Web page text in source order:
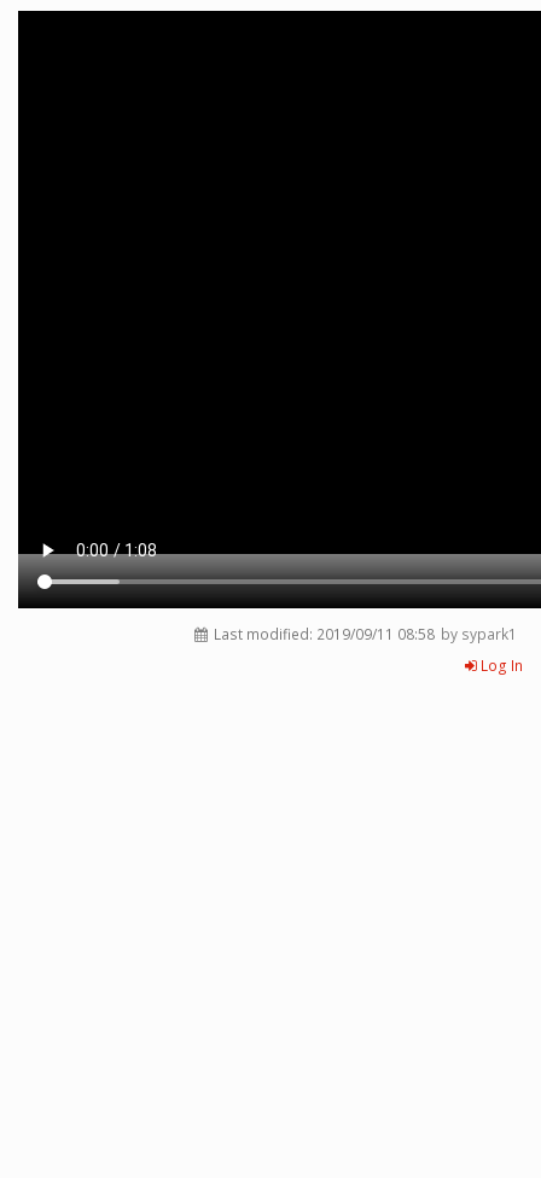
Last modified: 2019/09/11 08:58 by sypark1
Log In